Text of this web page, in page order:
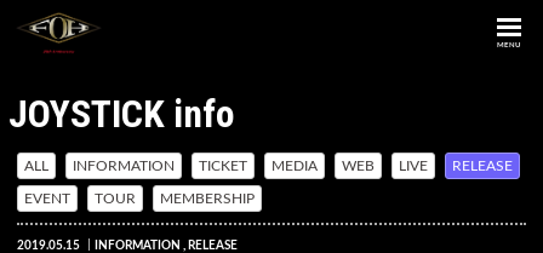
MENU
JOYSTICK info
ALL INFORMATION TICKET MEDIA WEB LIVE RELEASE
EVENT TOUR MEMBERSHIP
2019.05.15 INFORMATION RELEASE